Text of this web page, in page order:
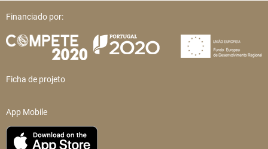
Financiado por:
Ficha de projeto
App Mobile